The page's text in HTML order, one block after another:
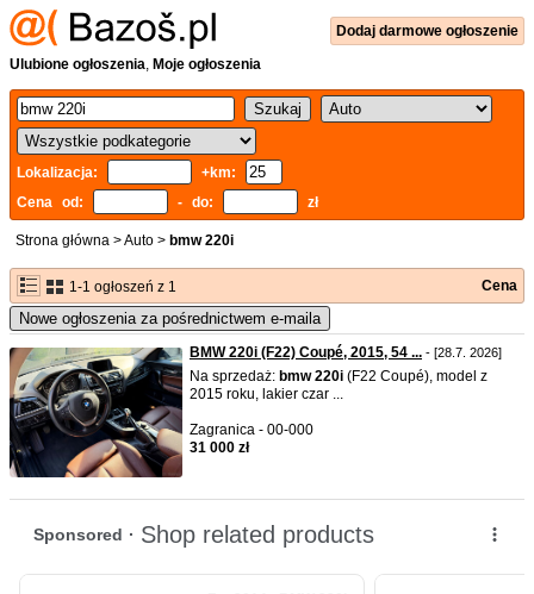
Dodaj darmowe ogłoszenie
Ulubione ogłoszenia, Moje ogłoszenia
Lokalizacja:
+km:
Cena od:
- do: zł
Strona główna >Auto > bmw 220i
1-1 ogłoszeń z 1 Cena
Nowe ogłoszenia za pośrednictwem e-maila
BMW 220i (F22) Coupé, 2015, 54 ... - [28.7. 2026]
Na sprzedaż: bmw 220i (F22 Coupé), model z
2015 roku, lakier czar ...
Zagranica - 00-000
31 000 zł